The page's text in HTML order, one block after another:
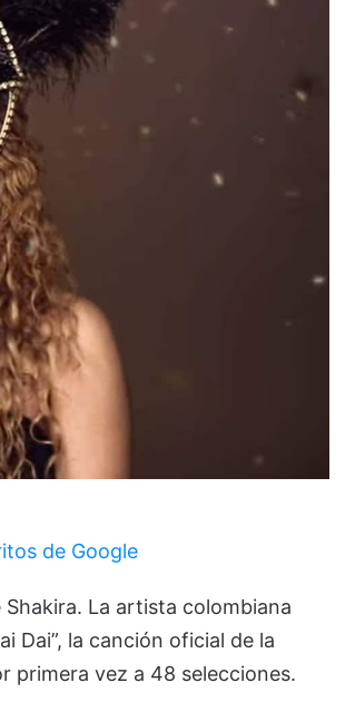
de Google
Shakira. La artista colombiana
Dai”, la canción oficial de la
primera vez a 48 selecciones.